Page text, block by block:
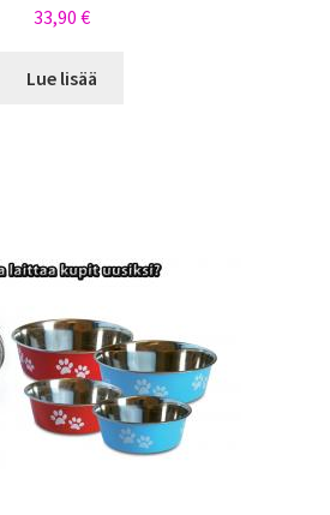
33,90 €
Lue lisää